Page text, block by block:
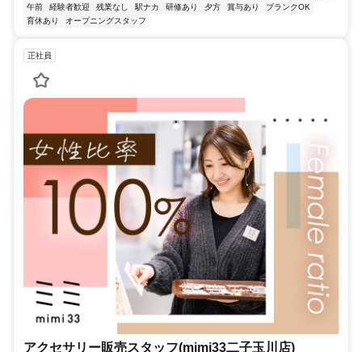
午前
経験者歓迎 残業なし 駅ナカ 研修あり 夕方 賞与あり
ブランクOK
育休あり
オープニングスタッフ
正社員
アクセサリー販売スタッフ(mimi33二子玉川店)